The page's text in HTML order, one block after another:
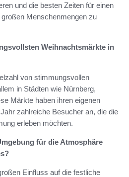
und die besten Zeiten für einen
Menschenmengen zu
Weihnachtsmärkte in
von stimmungsvollen
in Städten wie Nürnberg,
Märkte haben ihren eigenen
zahlreiche Besucher an, die die
erleben möchten.
für die Atmosphäre
Einfluss auf die festliche